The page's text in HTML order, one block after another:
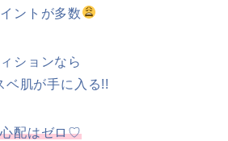
ントが多数
ションなら
ベ肌が手に入る!!
心配はゼロ♡